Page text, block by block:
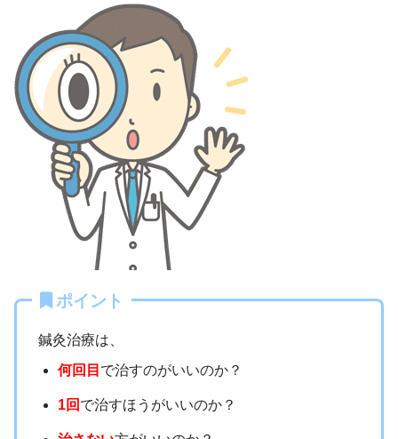
ポイント
鍼灸治療は、
何回目 で治すのがいいのか？
1回 で治すほうがいいのか？